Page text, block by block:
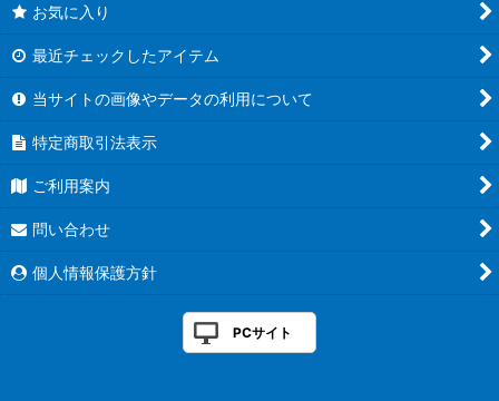
お気に入り
最近チェックしたアイテム
当サイトの画像やデータの利用について
特定商取引法表示
ご利用案内
問い合わせ
個人情報保護方針
PCサイト